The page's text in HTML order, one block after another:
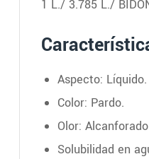
1 L./ 3.785 L./
Aspecto: Líquido.
Color: Pardo.
Olor:
Solubilidad en